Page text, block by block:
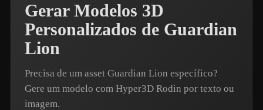
Gerar Modelos 3D
Personalizados de Guardian
Lion
Precisa de um asset Guardian Lion específico?
Gere um modelo com Hyper3D Rodin por texto ou
imagem.